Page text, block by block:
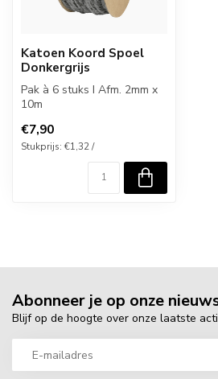
Katoen Koord Spoel
Donkergrijs
Pak à 6 stuks I Afm. 2mm x
10m
€7,90
Stukprijs: €1,32 /
Abonneer je op onze
Blijf op de hoogte over onze laatste